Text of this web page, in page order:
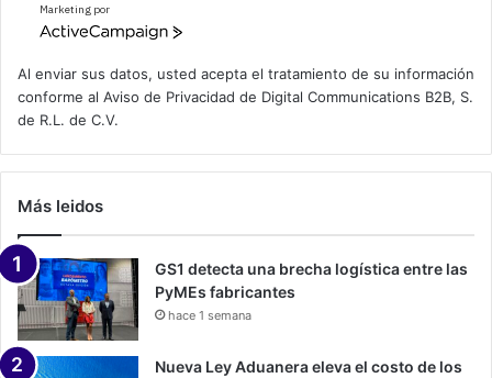
Marketing por
A
v
e
a
m
a
n
Al enviar sus datos, usted acepta el tratamiento de su información
conforme al Aviso de Privacidad de Digital Communications B2B, S.
de R.L. de C.V.
Más leidos
GS1 detecta una brecha logística entre las
PyMEs fabricantes
hace 1 semana
Nueva Ley Aduanera eleva el costo de los